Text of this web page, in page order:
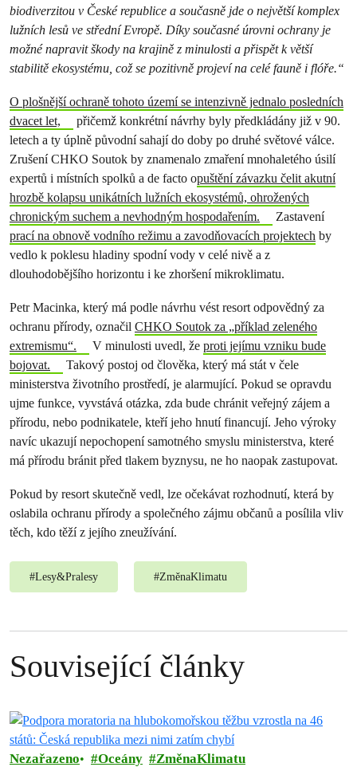
biodiverzitou v České republice a současně jde o největší komplex
lužních lesů ve střední Evropě. Díky současné úrovni ochrany je
možné napravit škody na krajině z minulosti a přispět k větší
stabilitě ekosystému, což se pozitivně projeví na celé fauně i flóře.“
O plošnější ochraně tohoto území se intenzivně jednalo posledních
dvacet let,
přičemž konkrétní návrhy byly předkládány již v 90.
letech a ty úplně původní sahají do doby po druhé světové válce.
Zrušení CHKO Soutok by znamenalo zmaření mnohaletého úsilí
expertů i místních spolků a de facto opuštění závazku čelit akutní
hrozbě kolapsu unikátních lužních ekosystémů, ohrožených
chronickým suchem a nevhodným hospodařením.
Zastavení
prací na obnově vodního režimu a zavodňovacích projektech by
vedlo k poklesu hladiny spodní vody v celé nivě a z
dlouhodobějšího horizontu i ke zhoršení mikroklimatu.
Petr Macinka, který má podle návrhu vést resort odpovědný za
ochranu přírody, označil CHKO Soutok za „příklad zeleného
extremismu“.
V minulosti uvedl, že proti jejímu vzniku bude
bojovat.
Takový postoj od člověka, který má stát v čele
ministerstva životního prostředí, je alarmující. Pokud se opravdu
ujme funkce, vyvstává otázka, zda bude chránit veřejný zájem a
přírodu, nebo podnikatele, kteří jeho hnutí financují. Jeho výroky
navíc ukazují nepochopení samotného smyslu ministerstva, které
má přírodu bránit před tlakem byznysu, ne ho naopak zastupovat.
Pokud by resort skutečně vedl, lze očekávat rozhodnutí, která by
oslabila ochranu přírody a společného zájmu občanů a posílila vliv
těch, kdo těží z jejího zneužívání.
#Lesy&Pralesy #ZměnaKlimatu
Související články
Nezařazeno Oceány ZměnaKlimatu